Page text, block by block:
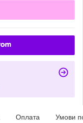
Оплата Умови